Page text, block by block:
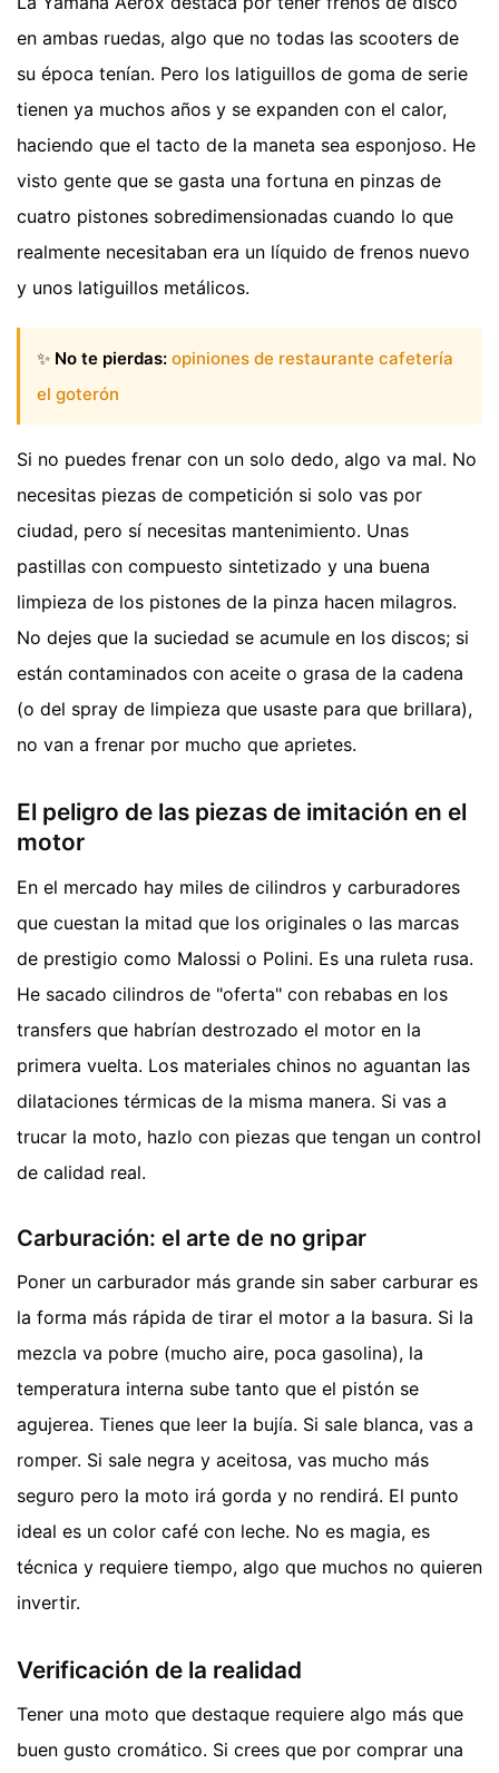
en ambas ruedas, algo que no todas las scooters de
su época tenían. Pero los latiguillos de goma de serie
tienen ya muchos años y se expanden con el calor,
haciendo que el tacto de la maneta sea esponjoso. He
visto gente que se gasta una fortuna en pinzas de
cuatro pistones sobredimensionadas cuando lo que
realmente necesitaban era un líquido de frenos nuevo
y unos latiguillos metálicos.
✨ No te pierdas: opiniones de restaurante cafetería
el goterón
Si no puedes frenar con un solo dedo, algo va mal. No
necesitas piezas de competición si solo vas por
ciudad, pero sí necesitas mantenimiento. Unas
pastillas con compuesto sintetizado y una buena
limpieza de los pistones de la pinza hacen milagros.
No dejes que la suciedad se acumule en los discos; si
están contaminados con aceite o grasa de la cadena
(o del spray de limpieza que usaste para que brillara),
no van a frenar por mucho que aprietes.
El peligro de las piezas de imitación en el
motor
En el mercado hay miles de cilindros y carburadores
que cuestan la mitad que los originales o las marcas
de prestigio como Malossi o Polini. Es una ruleta rusa.
He sacado cilindros de "oferta" con rebabas en los
transfers que habrían destrozado el motor en la
primera vuelta. Los materiales chinos no aguantan las
dilataciones térmicas de la misma manera. Si vas a
trucar la moto, hazlo con piezas que tengan un control
de calidad real.
Carburación: el arte de no gripar
Poner un carburador más grande sin saber carburar es
la forma más rápida de tirar el motor a la basura. Si la
mezcla va pobre (mucho aire, poca gasolina), la
temperatura interna sube tanto que el pistón se
agujerea. Tienes que leer la bujía. Si sale blanca, vas a
romper. Si sale negra y aceitosa, vas mucho más
seguro pero la moto irá gorda y no rendirá. El punto
ideal es un color café con leche. No es magia, es
técnica y requiere tiempo, algo que muchos no quieren
invertir.
Verificación de la realidad
Tener una moto que destaque requiere algo más que
buen gusto cromático. Si crees que por comprar una